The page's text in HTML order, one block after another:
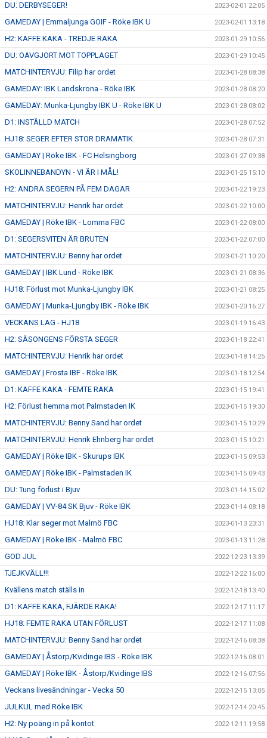
DU: DERBYSEGER! 2023-02-01 22:05
GAMEDAY | Emmaljunga GOIF - Röke IBK U 2023-02-01 13:18
H2: KAFFE KAKA - TREDJE RAKA 2023-01-29 10:56
DU: OAVGJORT MOT TOPPLAGET 2023-01-29 10:45
MATCHINTERVJU: Filip har ordet 2023-01-28 08:38
GAMEDAY: IBK Landskrona - Röke IBK 2023-01-28 08:20
GAMEDAY: Munka-Ljungby IBK U - Röke IBK U 2023-01-28 08:02
D1: INSTÄLLD MATCH 2023-01-28 07:52
HJ18: SEGER EFTER STOR DRAMATIK 2023-01-28 07:31
GAMEDAY | Röke IBK - FC Helsingborg 2023-01-27 09:38
SKOLINNEBANDYN - VI ÄR I MÅL! 2023-01-25 15:10
H2: ANDRA SEGERN PÅ FEM DAGAR 2023-01-22 19:23
MATCHINTERVJU: Henrik har ordet 2023-01-22 10:00
GAMEDAY | Röke IBK - Lomma FBC 2023-01-22 08:00
D1: SEGERSVITEN ÄR BRUTEN 2023-01-22 07:00
MATCHINTERVJU: Benny har ordet 2023-01-21 10:20
GAMEDAY | IBK Lund - Röke IBK 2023-01-21 08:36
HJ18: Förlust mot Munka-Ljungby IBK 2023-01-21 08:25
GAMEDAY | Munka-Ljungby IBK - Röke IBK 2023-01-20 16:27
VECKANS LAG - HJ18 2023-01-19 16:43
H2: SÄSONGENS FÖRSTA SEGER 2023-01-18 22:41
MATCHINTERVJU: Henrik har ordet 2023-01-18 14:25
GAMEDAY | Frosta IBF - Röke IBK 2023-01-18 12:54
D1: KAFFE KAKA - FEMTE RAKA 2023-01-15 19:41
H2: Förlust hemma mot Palmstaden IK 2023-01-15 19:30
MATCHINTERVJU: Benny Sand har ordet 2023-01-15 10:29
MATCHINTERVJU: Henrik Ehnberg har ordet 2023-01-15 10:21
GAMEDAY | Röke IBK - Skurups IBK 2023-01-15 09:53
GAMEDAY | Röke IBK - Palmstaden IK 2023-01-15 09:43
DU: Tung förlust i Bjuv 2023-01-14 15:02
GAMEDAY | VV-84 SK Bjuv - Röke IBK 2023-01-14 08:18
HJ18: Klar seger mot Malmö FBC 2023-01-13 23:31
GAMEDAY | Röke IBK - Malmö FBC 2023-01-13 11:28
GOD JUL 2022-12-23 13:39
TJEJKVÄLL!!! 2022-12-22 16:00
Kvällens match ställs in 2022-12-18 13:40
D1: KAFFE KAKA, FJÄRDE RAKA! 2022-12-17 11:17
HJ18: FEMTE RAKA UTAN FÖRLUST 2022-12-17 11:08
MATCHINTERVJU: Benny Sand har ordet 2022-12-16 08:38
GAMEDAY | Åstorp/Kvidinge IBS - Röke IBK 2022-12-16 08:01
GAMEDAY | Röke IBK - Åstorp/Kvidinge IBS 2022-12-16 07:56
Veckans livesändningar - Vecka 50 2022-12-15 13:05
JULKUL med Röke IBK 2022-12-14 20:45
H2: Ny poäng in på kontot 2022-12-11 19:58